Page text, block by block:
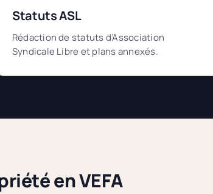
Statuts ASL
Rédaction de statuts d’Association
Syndicale Libre et plans annexés.
en VEFA